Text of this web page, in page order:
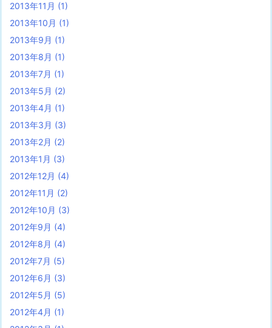
2013年11月 (1)
2013年10月 (1)
2013年9月 (1)
2013年8月 (1)
2013年7月 (1)
2013年5月 (2)
2013年4月 (1)
2013年3月 (3)
2013年2月 (2)
2013年1月 (3)
2012年12月 (4)
2012年11月 (2)
2012年10月 (3)
2012年9月 (4)
2012年8月 (4)
2012年7月 (5)
2012年6月 (3)
2012年5月 (5)
2012年4月 (1)